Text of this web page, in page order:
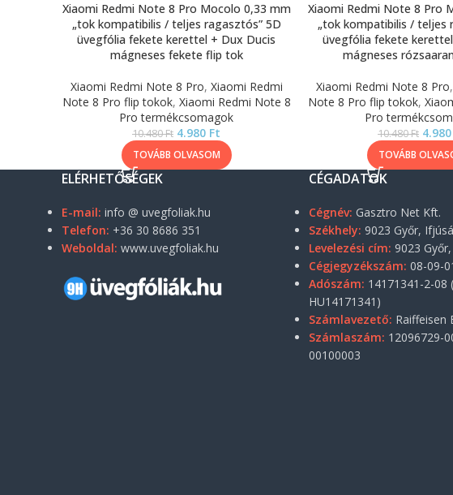
Xiaomi Redmi Note 8 Pro Mocolo 0,33 mm
„tok kompatibilis / teljes ragasztós” 5D
üvegfólia fekete kerettel + Dux Ducis
mágneses fekete flip tok
Xiaomi Redmi Note 8 Pro, Xiaomi Redmi
Note 8 Pro flip tokok, Xiaomi Redmi Note 8
Pro termékcsomagok
10.480Ft 4.980 Ft
TOVÁBB OLVASOM
Xiaomi Redmi Note 8 Pro
„tok kompatibilis / teljes
üvegfólia fekete
mágneses
Xiaomi Redmi Note 8 Pro,
Note 8 Pro flip tokok,
Pro
10.480Ft 4.980
TOVÁBB
ELÉRHETŐSÉGEK
E-mail: info @ uvegfoliak.hu
Telefon: +36 30 8686 351
Weboldal: www.uvegfoliak.hu
CÉGADATOK
Cégnév: Gasztro Net Kft.
Székhely: 9023 Győr,
Levelezési cím: 9023
Cégjegyzékszám: 08-09-
Adószám: 14171341-2-08
HU14171341)
Számlavezető: Raiffeisen
Számlaszám: 12096729-
00100003